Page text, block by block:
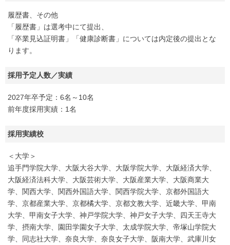
履歴書、その他
「履歴書」は選考中にて提出、
「卒業見込証明書」「健康診断書」については内定後の提出とな
ります。
採用予定人数／実績
2027年卒予定：6名～10名
前年度採用実績：1名
採用実績校
＜大学＞
追手門学院大学、大阪大谷大学、大阪学院大学、大阪経済大学、
大阪経済法科大学、大阪芸術大学、大阪産業大学、大阪商業大
学、関西大学、関西外国語大学、関西学院大学、京都外国語大
学、京都産業大学、京都橘大学、京都文教大学、近畿大学、甲南
大学、甲南女子大学、神戸学院大学、神戸女子大学、四天王寺大
学、摂南大学、園田学園女子大学、太成学院大学、帝塚山学院大
学、同志社大学、奈良大学、奈良女子大学、阪南大学、武庫川女